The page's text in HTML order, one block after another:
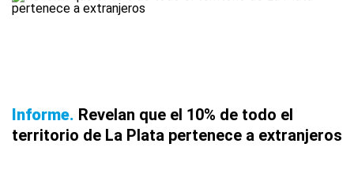
Informe Revelan que el 10% de todo el
territorio de La Plata pertenece a extranjeros